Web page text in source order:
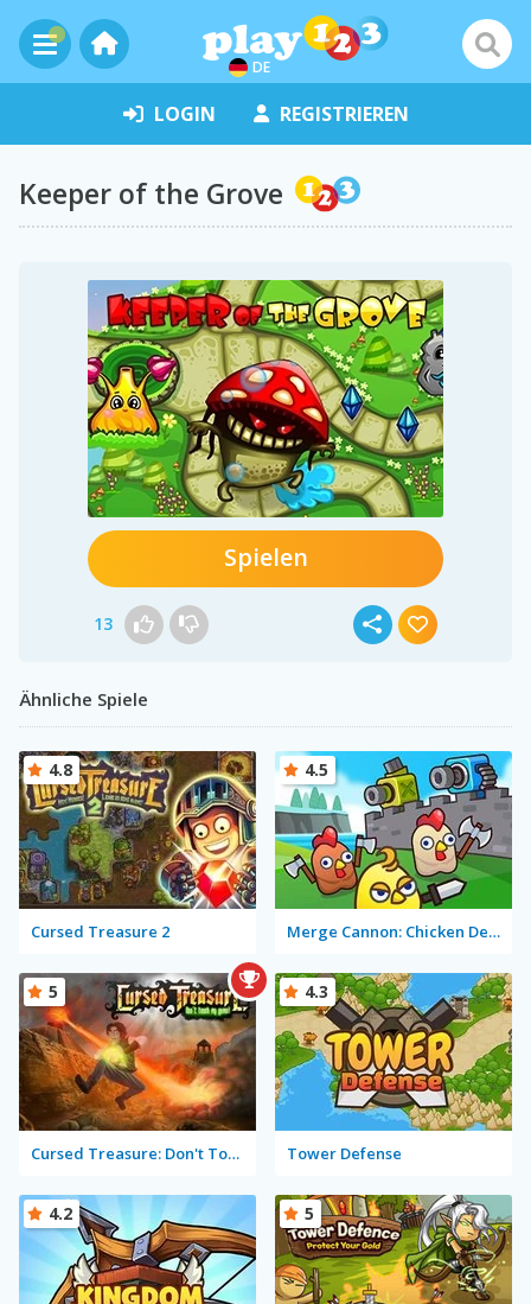
DE
LOGIN REGISTRIEREN
Keeper of the Grove
Spielen
13
Ähnliche Spiele
Cursed Treasure 2
4.8
Merge Cannon: Chicken Defense
4.5
Cursed Treasure: Don't Touch My Gems!
5
Tower Defense
4.3
4.2 5